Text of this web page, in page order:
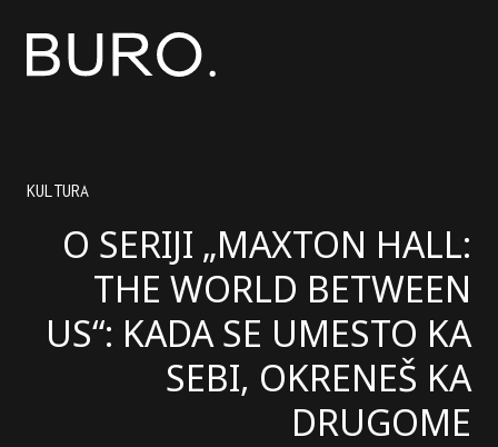
KULTURA
O SERIJI „MAXTON HALL:
THE WORLD BETWEEN
US“: KADA SE UMESTO KA
SEBI, OKRENEŠ KA
DRUGOME